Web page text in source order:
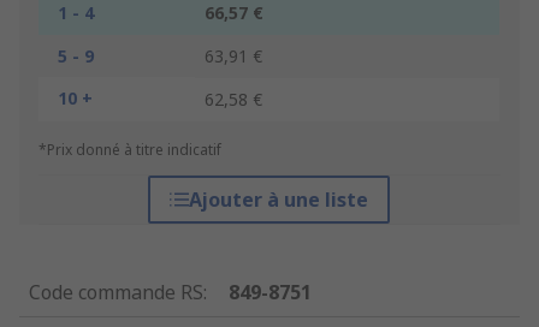
1 - 4
66,57 €
5 - 9
63,91 €
10 +
62,58 €
*Prix donné à titre indicatif
Ajouter à une liste
Code commande RS:
849-8751